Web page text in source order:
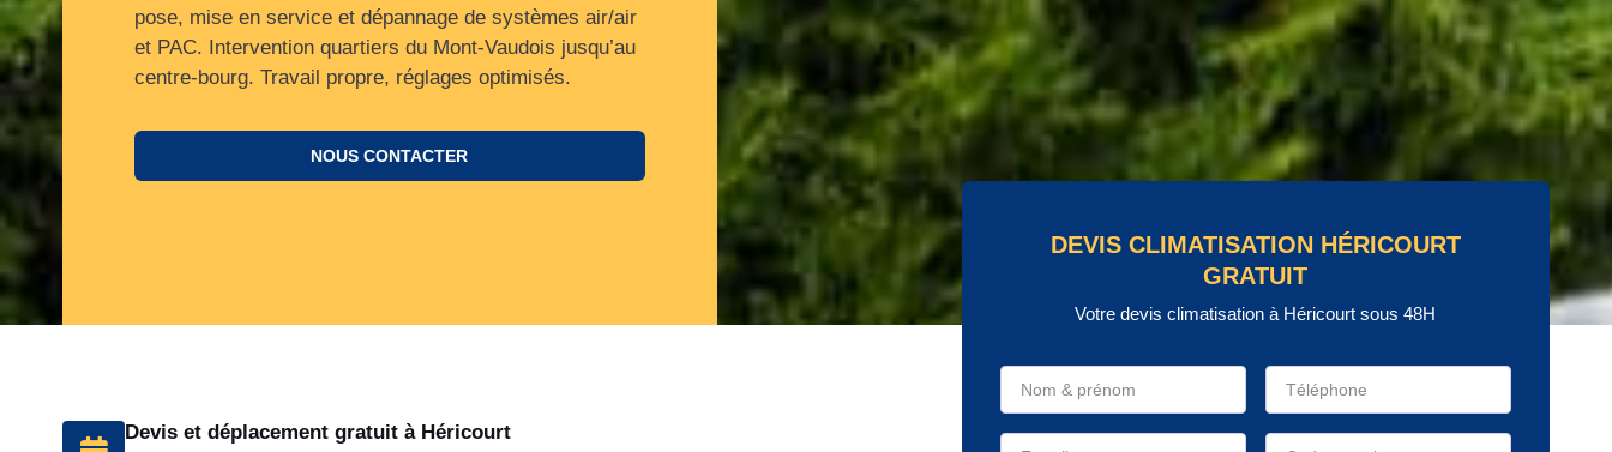
pose, mise en service et dépannage de systèmes air/air
et PAC. Intervention quartiers du Mont-Vaudois jusqu’au
centre-bourg. Travail propre, réglages optimisés.
NOUS CONTACTER
Devis et déplacement gratuit à Héricourt
DEVIS CLIMATISATION HÉRICOURT
GRATUIT
Votre devis climatisation à Héricourt sous 48H